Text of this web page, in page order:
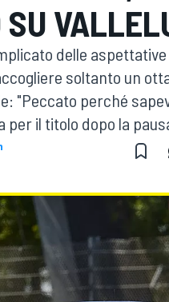
WEC
SU
delle
soltanto un
"Peccato perché
il titolo dopo la